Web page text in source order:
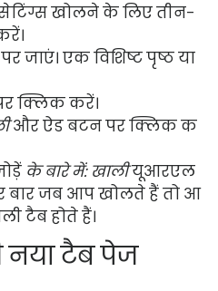
खोलने के लिए तीन-
जाएं। एक विशिष्ट पृष्ठ या
क्लिक करें।
और ऐड बटन पर क्लिक क
के बारे में: खालीयूआरएल
बार जब आप खोलते हैं तो आ
टैब होते हैं।
टैब पेज